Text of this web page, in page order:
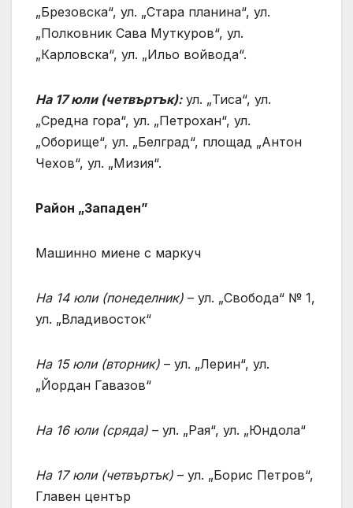
„Брезовска“, ул. „Стара планина“, ул.
„Полковник Сава Муткуров“, ул.
„Карловска“, ул. „Ильо войвода“.
На 17 юли (четвъртък):ул. „Тиса“, ул.
„Средна гора“, ул. „Петрохан“, ул.
„Оборище“, ул. „Белград“, площад „Антон
Чехов“, ул. „Мизия“.
Район „Западен”
Машинно миене с маркуч
На 14 юли (понеделник) – ул. „Свобода“ № 1,
ул. „Владивосток“
На 15 юли (вторник) – ул. „Лерин“, ул.
„Йордан Гавазов“
На 16 юли (сряда) – ул. „Рая“, ул. „Юндола“
На 17 юли (четвъртък) – ул. „Борис Петров“,
Главен център